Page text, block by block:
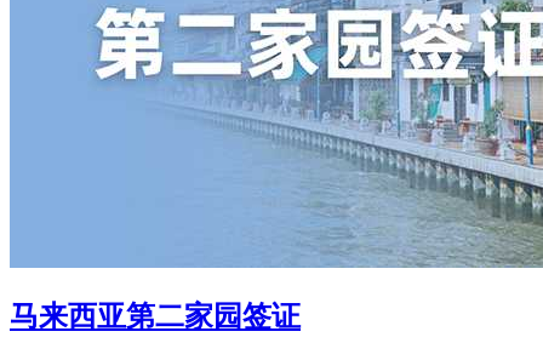
马来西亚第二家园签证